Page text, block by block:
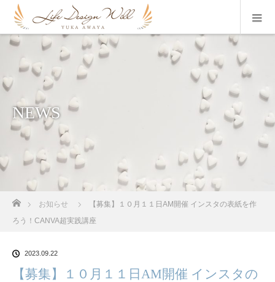
NEWS
ホーム
お知らせ
【募集】１０月１１日AM開催 インスタの表紙を作
ろう！CANVA超実践講座
2023.09.22
【募集】１０月１１日AM開催 インスタの